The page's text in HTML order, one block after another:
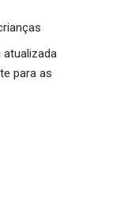
atualizada
para as